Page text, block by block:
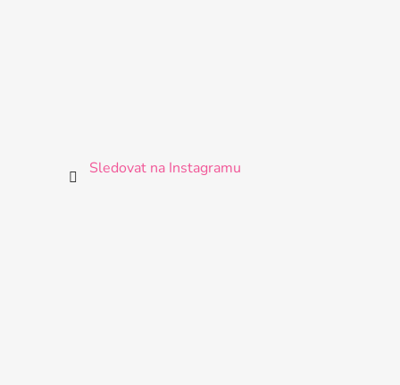
Sledovat na Instagramu